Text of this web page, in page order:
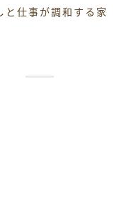
と仕事が調和する家